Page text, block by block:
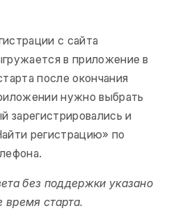
с сайта
в приложение в
после окончания
нужно выбрать
зарегистрировались и
регистрацию» по
без поддержки указано
время старта.